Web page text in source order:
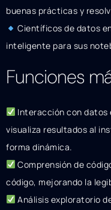
buenas prácticas y
Científicos de datos
inteligente para sus
Funciones
Interacción con datos
visualiza resultados al
forma dinámica.
Comprensión de
código, mejorando la
Análisis exploratorio